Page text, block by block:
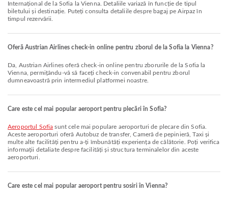
Internațional de la Sofia la Vienna. Detaliile variază în funcție de tipul
biletului și destinație. Puteți consulta detaliile despre bagaj pe Airpaz în
timpul rezervării.
Oferă Austrian Airlines check-in online pentru zborul de la Sofia la Vienna?
Da, Austrian Airlines oferă check-in online pentru zborurile de la Sofia la
Vienna, permițându-vă să faceți check-in convenabil pentru zborul
dumneavoastră prin intermediul platformei noastre.
Care este cel mai popular aeroport pentru plecări în Sofia?
Aeroportul Sofia sunt cele mai populare aeroporturi de plecare din Sofia.
Aceste aeroporturi oferă Autobuz de transfer, Cameră de pepinieră, Taxi și
multe alte facilități pentru a-ți îmbunătăți experiența de călătorie. Poți verifica
informații detaliate despre facilități și structura terminalelor din aceste
aeroporturi.
Care este cel mai popular aeroport pentru sosiri în Vienna?